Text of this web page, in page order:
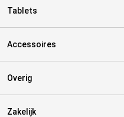
Tablets
Accessoires
Overig
Zakelijk